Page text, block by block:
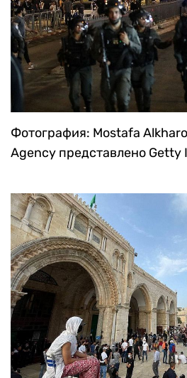
Фотография: Mostafa
Agency представлено Getty